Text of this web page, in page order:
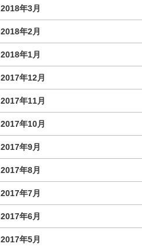
2018年3月
2018年2月
2018年1月
2017年12月
2017年11月
2017年10月
2017年9月
2017年8月
2017年7月
2017年6月
2017年5月